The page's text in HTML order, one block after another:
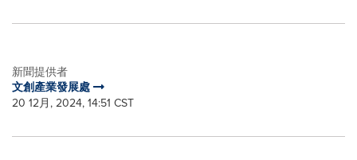
新聞提供者
文創產業發展處
20 12月, 2024, 14:51 CST